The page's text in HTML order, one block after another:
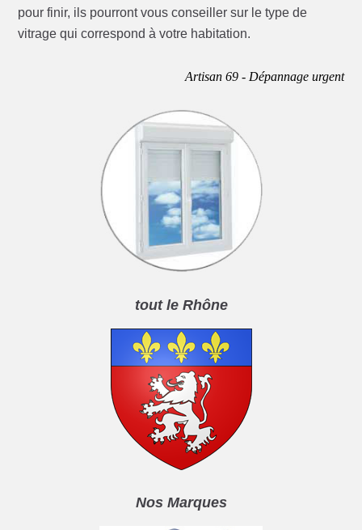
pour finir, ils pourront vous conseiller sur le type de
vitrage qui correspond à votre habitation.
Artisan 69 - Dépannage urgent
tout le Rhône
Nos Marques